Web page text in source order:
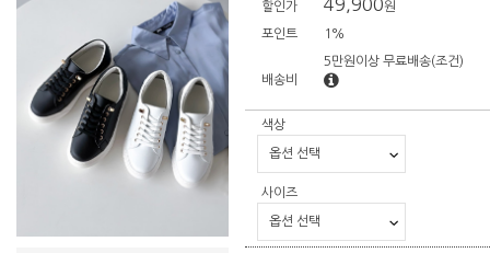
할인가 49,900원
포인트 1%
배송비
5만원이상 무료배송(조건)
색상
사이즈